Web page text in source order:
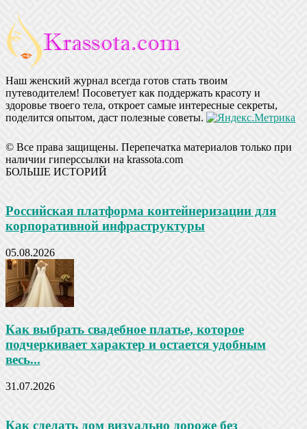
Наш женский журнал всегда готов стать твоим
путеводителем! Посоветует как поддержать красоту и
здоровье твоего тела, откроет самые интересные секреты,
поделится опытом, даст полезные советы.
© Все права защищены. Перепечатка материалов только при
наличии гиперссылки на krassota.com
БОЛЬШЕ ИСТОРИЙ
Российская платформа контейнеризации для
корпоративной инфраструктуры
05.08.2026
Как выбрать свадебное платье, которое
подчеркивает характер и остается удобным
весь...
31.07.2026
Как сделать дом визуально дороже без